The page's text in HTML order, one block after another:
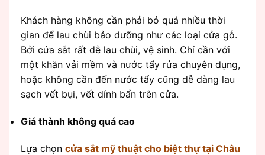
Khách hàng không cần phải bỏ quá nhiều thời
gian để lau chùi bảo dưỡng như các loại cửa gỗ.
Bởi cửa sắt rất dễ lau chùi, vệ sinh. Chỉ cần với
một khăn vải mềm và nước tẩy rửa chuyên dụng,
hoặc không cần đến nước tẩy cũng dễ dàng lau
sạch vết bụi, vết dính bẩn trên cửa.
Giá thành không quá cao
Lựa chọn cửa sắt mỹ thuật cho biệt thự tại Châu